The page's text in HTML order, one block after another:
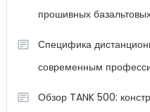
прошивных
Специфика
современным
Обзор TANK 500: